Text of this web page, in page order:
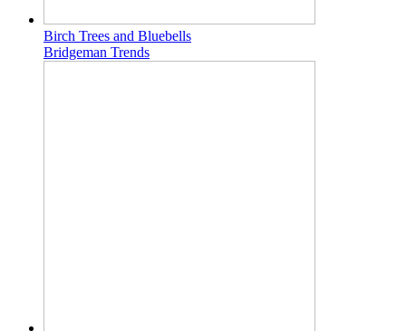
Birch Trees and Bluebells
Bridgeman Trends